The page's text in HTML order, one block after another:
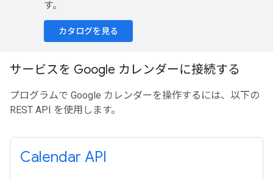
す。
カタログを見る
サービスを Google カレンダーに接続する
プログラムで Google カレンダーを操作するには、以下の
REST API を使用します。
Calendar API